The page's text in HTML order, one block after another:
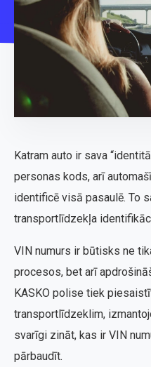
Katram auto ir sava
personas kods, arī
identificē visā pasaulē. To
transportlīdzekļa
VIN numurs ir būtisks ne
procesos, bet arī
KASKO polise tiek
transportlīdzeklim,
svarīgi zināt, kas ir VIN
pārbaudīt.